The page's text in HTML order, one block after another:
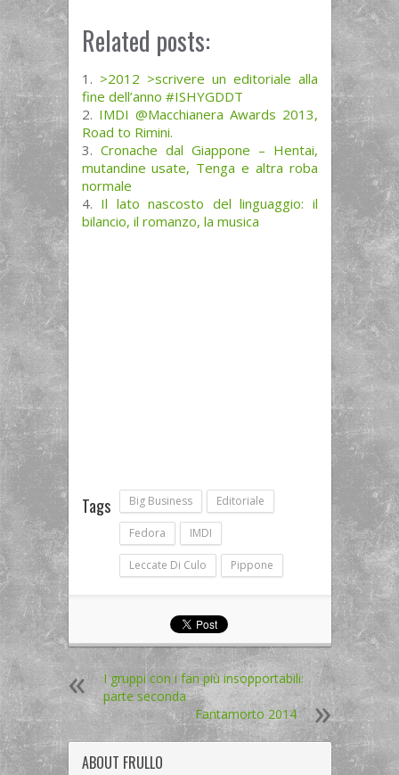
Related posts:
>2012 >scrivere un editoriale alla
fine dell’anno #ISHYGDDT
IMDI @Macchianera Awards 2013,
Road to Rimini.
Cronache dal Giappone – Hentai,
mutandine usate, Tenga e altra roba
normale
Il lato nascosto del linguaggio: il
bilancio, il romanzo, la musica
Tags Big Business Editoriale
Fedora IMDI
Leccate Di Culo Pippone
I gruppi con i fan più insopportabili:
parte seconda
Fantamorto 2014
ABOUT FRULLO